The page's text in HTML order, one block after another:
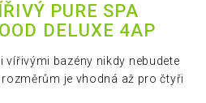
PURE SPA
DELUXE 4AP
vířivými bazény nikdy nebudete
je vhodná až pro čtyři